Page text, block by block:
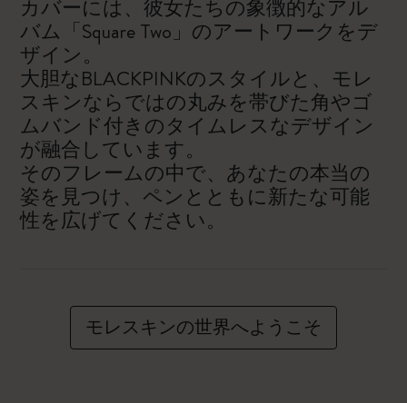
カバーには、彼女たちの象徴的なアル
バム「Square Two」のアートワークをデ
ザイン。
大胆なBLACKPINKのスタイルと、モレ
スキンならではの丸みを帯びた角やゴ
ムバンド付きのタイムレスなデザイン
が融合しています。
そのフレームの中で、あなたの本当の
姿を見つけ、ペンとともに新たな可能
性を広げてください。
モレスキンの世界へようこそ